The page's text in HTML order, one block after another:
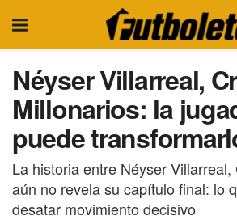
Néyser Villarreal,
Millonarios: la
puede
La historia entre Néyser
aún no revela su capítulo final: lo
desatar movimiento decisivo